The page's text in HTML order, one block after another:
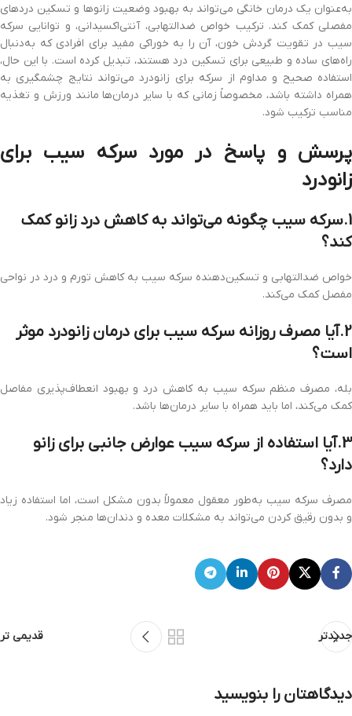
به‌عنوان یک درمان خانگی می‌تواند به بهبود وضعیت زانوها و تسکین دردهای
مفصلی کمک کند. ترکیب خواص ضدالتهابی، آنتی‌اکسیدانی، و توانایی سرکه
سیب در تقویت گردش خون، آن را به خوراکی مفید برای افرادی که به‌دنبال
راه‌های ساده و طبیعی برای تسکین درد هستند، تبدیل کرده است. با این حال،
استفاده صحیح و مداوم از سرکه برای زانودرد می‌تواند نتایج چشمگیری به
همراه داشته باشد، مخصوصاً زمانی که با سایر درمان‌ها مانند ورزش و تغذیه
مناسب ترکیب شود.
پرسش و پاسخ در مورد سرکه سیب برای
زانودرد
1.سرکه سیب چگونه می‌تواند به کاهش درد زانو کمک
کند؟
خواص ضدالتهابی و تسکین‌دهنده سرکه سیب به کاهش تورم و درد در نواحی
مفصل کمک می‌کند.
2.آیا مصرف روزانه سرکه سیب برای درمان زانودرد موثر
است؟
بله، مصرف منظم سرکه سیب به کاهش درد و بهبود انعطاف‌پذیری مفاصل
کمک می‌کند، اما باید همراه با سایر درمان‌ها باشد.
3.آیا استفاده از سرکه سیب عوارض جانبی برای زانو
دارد؟
مصرف سرکه سیب به‌طور معقول معمولاً بدون مشکل است، اما استفاده زیاد
و بدون رقیق کردن می‌تواند به مشکلات معده و دندان‌ها منجر شود.
جدیدتر قدیمی تر
دیدگاهتان را بنویسید